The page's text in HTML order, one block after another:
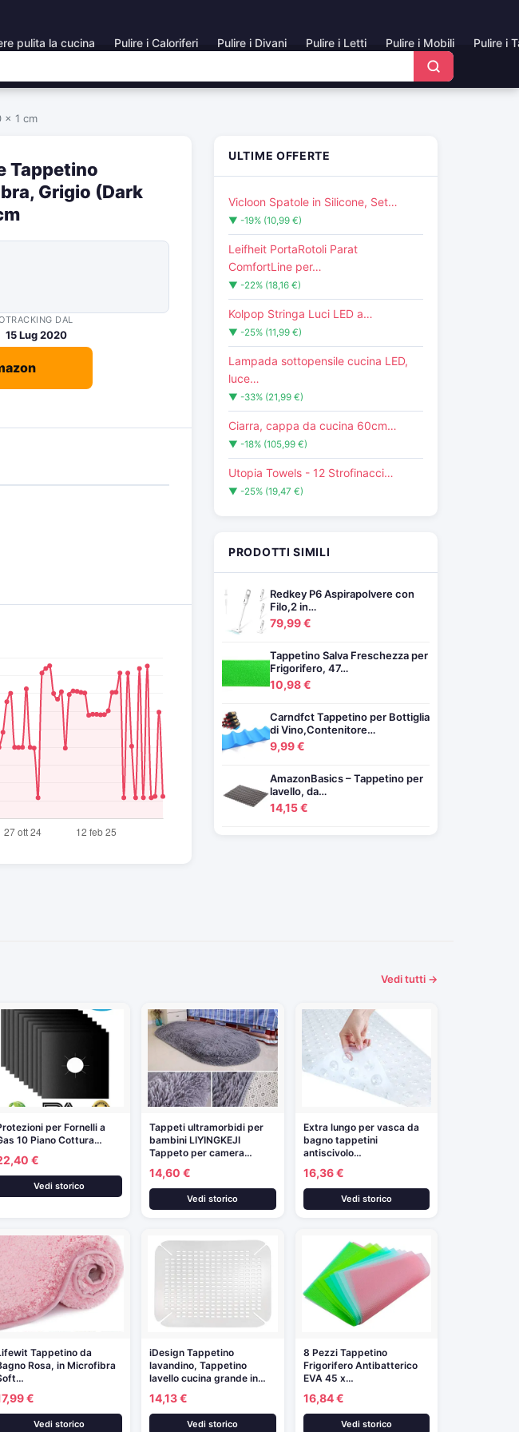
pulita la cucina Pulire i Caloriferi Pulire i Divani Pulire i Letti Pulire i Mobili Pulire i
x 1 cm
Tappetino
Grigio (Dark
TRACKING DAL
15 Lug 2020
ULTIME OFFERTE
Vicloon Spatole in Silicone, Set…
▼ -19% (10,99 €)
Leifheit PortaRotoli Parat
ComfortLine per…
▼ -22% (18,16 €)
Kolpop Stringa Luci LED a…
▼ -25% (11,99 €)
Lampada sottopensile cucina LED,
luce…
▼ -33% (21,99 €)
Ciarra, cappa da cucina 60cm…
▼ -18% (105,99 €)
Utopia Towels - 12 Strofinacci…
▼ -25% (19,47 €)
PRODOTTI SIMILI
Redkey P6 Aspirapolvere con
Filo,2 in…
79,99 €
Tappetino Salva Freschezza per
Frigorifero, 47…
10,98 €
Carndfct Tappetino per Bottiglia
di Vino,Contenitore…
9,99 €
AmazonBasics – Tappetino per
lavello, da…
14,15 €
Vedi tutti →
per Fornelli a
10 Piano Cottura…
€
Vedi storico
Tappeti ultramorbidi per
bambini LIYINGKEJI
Tappeto per camera…
14,60 €
Vedi storico
Extra lungo per vasca da
bagno tappetini
antiscivolo…
16,36 €
Vedi storico
Tappetino da
Rosa, in Microfibra
€
Vedi storico
iDesign Tappetino
lavandino, Tappetino
lavello cucina grande in…
14,13 €
Vedi storico
8 Pezzi Tappetino
Frigorifero Antibatterico
EVA 45 x…
16,84 €
Vedi storico